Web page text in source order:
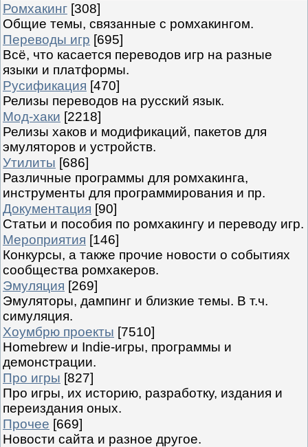
Ромхакинг [308]
Общие темы, связанные с ромхакингом.
Переводы игр [695]
Всё, что касается переводов игр на разные
языки и платформы.
Русификация [470]
Релизы переводов на русский язык.
Мод-хаки [2218]
Релизы хаков и модификаций, пакетов для
эмуляторов и устройств.
Утилиты [686]
Различные программы для ромхакинга,
инструменты для программирования и пр.
Документация [90]
Статьи и пособия по ромхакингу и переводу игр.
Мероприятия [146]
Конкурсы, а также прочие новости о событиях
сообщества ромхакеров.
Эмуляция [269]
Эмуляторы, дампинг и близкие темы. В т.ч.
симуляция.
Хоумбрю проекты [7510]
Homebrew и Indie-игры, программы и
демонстрации.
Про игры [827]
Про игры, их историю, разработку, издания и
переиздания оных.
Прочее [669]
Новости сайта и разное другое.